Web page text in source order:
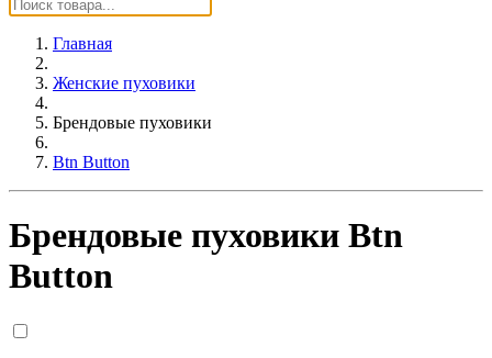
Главная
Женские пуховики
Брендовые пуховики
Btn Button
Брендовые пуховики Btn
Button